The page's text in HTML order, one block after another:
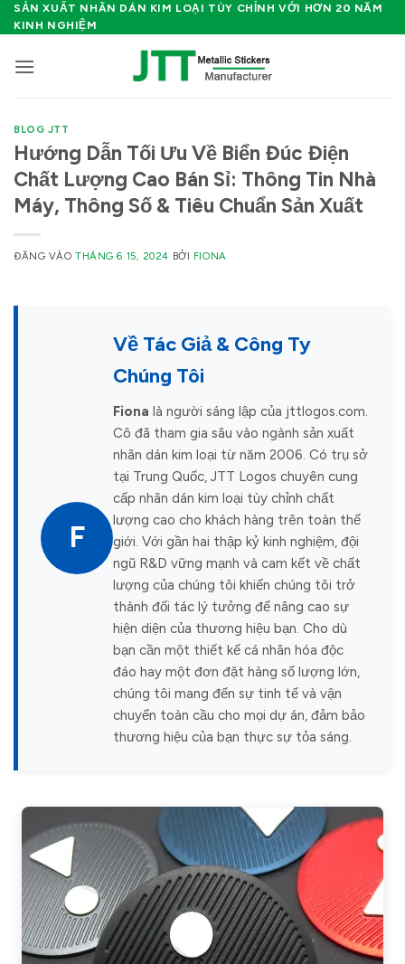
Bỏ
qua
dung
SẢN XUẤT NHÃN DÁN KIM LOẠI TÙY CHỈNH VỚI HƠN 20 NĂM
KINH NGHIỆM
BLOG JTT
Hướng Dẫn Tối Ưu Về Biển Đúc Điện
Chất Lượng Cao Bán Sỉ: Thông Tin Nhà
Máy, Thông Số & Tiêu Chuẩn Sản Xuất
ĐĂNG VÀOTHÁNG 6 15, 2024 BỞI FIONA
F
Về Tác Giả & Công Ty
Chúng Tôi
Fiona là người sáng lập của jttlogos.com.
Cô đã tham gia sâu vào ngành sản xuất
nhãn dán kim loại từ năm 2006. Có trụ sở
tại Trung Quốc, JTT Logos chuyên cung
cấp nhãn dán kim loại tùy chỉnh chất
lượng cao cho khách hàng trên toàn thế
giới. Với gần hai thập kỷ kinh nghiệm, đội
ngũ R&D vững mạnh và cam kết về chất
lượng của chúng tôi khiến chúng tôi trở
thành đối tác lý tưởng để nâng cao sự
hiện diện của thương hiệu bạn. Cho dù
bạn cần một thiết kế cá nhân hóa độc
đáo hay một đơn đặt hàng số lượng lớn,
chúng tôi mang đến sự tinh tế và vận
chuyển toàn cầu cho mọi dự án, đảm bảo
thương hiệu của bạn thực sự tỏa sáng.